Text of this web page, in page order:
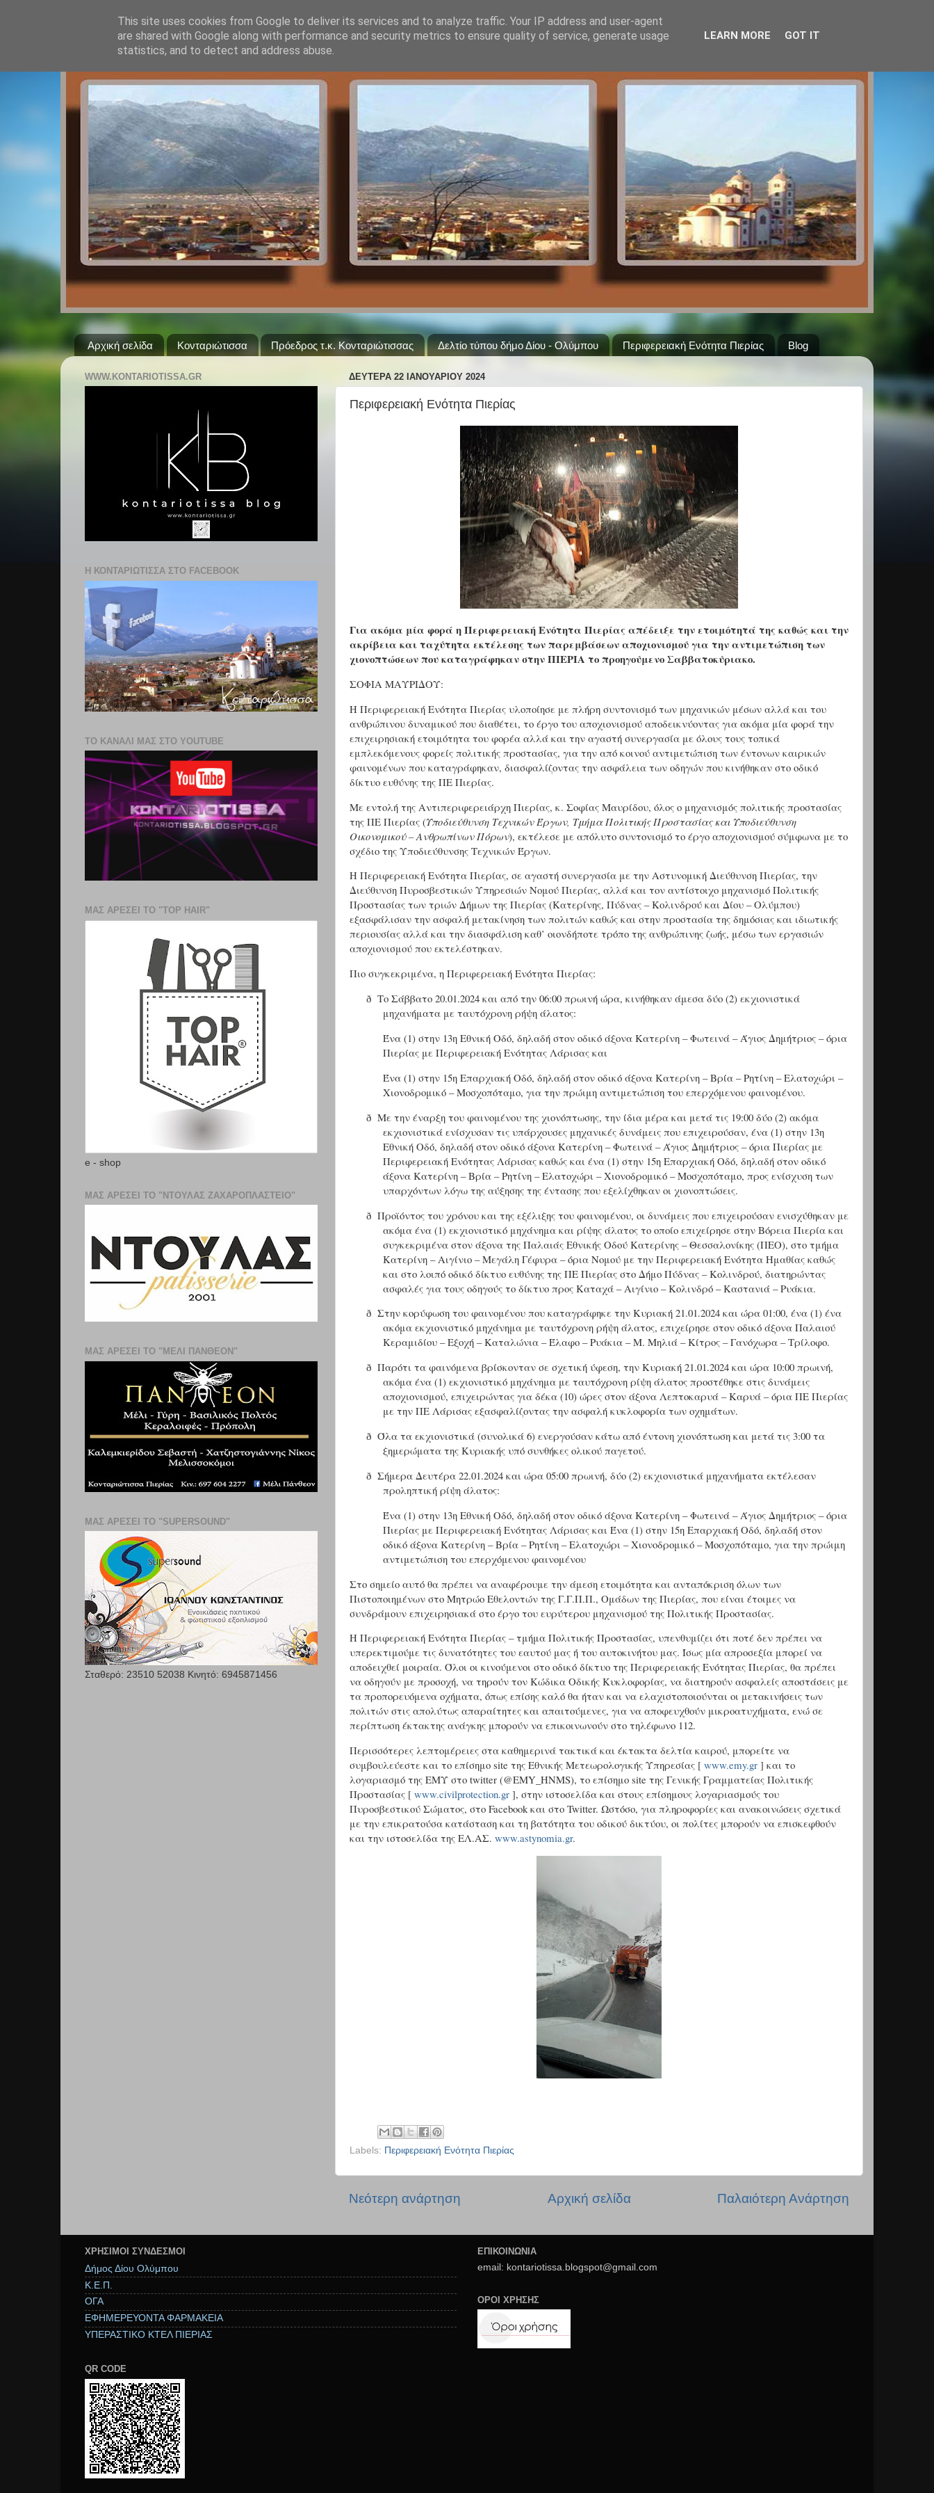
Αρχική σελίδα Κονταριώτισσα Πρόεδρος τ.κ. Κονταριώτισσας Δελτίο τύπου δήμο Δίου - Ολύμπου Περιφερειακή Ενότητα Πιερίας Blog
ΔΕΥΤΈΡΑ 22 ΙΑΝΟΥΑΡΊΟΥ 2024
Περιφερειακή Ενότητα Πιερίας
Για ακόμα μία φορά η Περιφερειακή Ενότητα Πιερίας απέδειξε την ετοιμότητά της καθώς και την
ακρίβεια και ταχύτητα εκτέλεσης των παρεμβάσεων αποχιονισμού για την αντιμετώπιση των
χιονοπτώσεων που καταγράφηκαν στην ΠΙΕΡΙΑ το προηγούμενο Σαββατοκύριακο.
ΣΟΦΙΑ ΜΑΥΡΙΔΟΥ:
Η Περιφερειακή Ενότητα Πιερίας υλοποίησε με πλήρη συντονισμό των μηχανικών μέσων αλλά και του
ανθρώπινου δυναμικού που διαθέτει, το έργο του αποχιονισμού αποδεικνύοντας για ακόμα μία φορά την
επιχειρησιακή ετοιμότητα του φορέα αλλά και την αγαστή συνεργασία με όλους τους τοπικά
εμπλεκόμενους φορείς πολιτικής προστασίας, για την από κοινού αντιμετώπιση των έντονων καιρικών
φαινομένων που καταγράφηκαν, διασφαλίζοντας την ασφάλεια των οδηγών που κινήθηκαν στο οδικό
δίκτυο ευθύνης της ΠΕ Πιερίας.
Με εντολή της Αντιπεριφερειάρχη Πιερίας, κ. Σοφίας Μαυρίδου, όλος ο μηχανισμός πολιτικής προστασίας
της ΠΕ Πιερίας (Υποδιεύθυνση Τεχνικών Έργων, Τμήμα Πολιτικής Προστασίας και Υποδιεύθυνση
Οικονομικού – Ανθρωπίνων Πόρων), εκτέλεσε με απόλυτο συντονισμό το έργο αποχιονισμού σύμφωνα με το
σχέδιο της Υποδιεύθυνσης Τεχνικών Έργων.
Η Περιφερειακή Ενότητα Πιερίας, σε αγαστή συνεργασία με την Αστυνομική Διεύθυνση Πιερίας, την
Διεύθυνση Πυροσβεστικών Υπηρεσιών Νομού Πιερίας, αλλά και τον αντίστοιχο μηχανισμό Πολιτικής
Προστασίας των τριών Δήμων της Πιερίας (Κατερίνης, Πύδνας – Κολινδρού και Δίου – Ολύμπου)
εξασφάλισαν την ασφαλή μετακίνηση των πολιτών καθώς και στην προστασία της δημόσιας και ιδιωτικής
περιουσίας αλλά και την διασφάλιση καθ’ οιονδήποτε τρόπο της ανθρώπινης ζωής, μέσω των εργασιών
αποχιονισμού που εκτελέστηκαν.
Πιο συγκεκριμένα, η Περιφερειακή Ενότητα Πιερίας:
ð Το Σάββατο 20.01.2024 και από την 06:00 πρωινή ώρα, κινήθηκαν άμεσα δύο (2) εκχιονιστικά
μηχανήματα με ταυτόχρονη ρήψη άλατος:
Ένα (1) στην 13η Εθνική Οδό, δηλαδή στον οδικό άξονα Κατερίνη – Φωτεινά – Άγιος Δημήτριος – όρια
Πιερίας με Περιφερειακή Ενότητας Λάρισας και
Ένα (1) στην 15η Επαρχιακή Οδό, δηλαδή στον οδικό άξονα Κατερίνη – Βρία – Ρητίνη – Ελατοχώρι –
Χιονοδρομικό – Μοσχοπόταμο, για την πρώιμη αντιμετώπιση του επερχόμενου φαινομένου.
ð Με την έναρξη του φαινομένου της χιονόπτωσης, την ίδια μέρα και μετά τις 19:00 δύο (2) ακόμα
εκχιονιστικά ενίσχυσαν τις υπάρχουσες μηχανικές δυνάμεις που επιχειρούσαν, ένα (1) στην 13η
Εθνική Οδό, δηλαδή στον οδικό άξονα Κατερίνη – Φωτεινά – Άγιος Δημήτριος – όρια Πιερίας με
Περιφερειακή Ενότητας Λάρισας καθώς και ένα (1) στην 15η Επαρχιακή Οδό, δηλαδή στον οδικό
άξονα Κατερίνη – Βρία – Ρητίνη – Ελατοχώρι – Χιονοδρομικό – Μοσχοπόταμο, προς ενίσχυση των
υπαρχόντων λόγω της αύξησης της έντασης που εξελίχθηκαν οι χιονοπτώσεις.
ð Προϊόντος του χρόνου και της εξέλιξης του φαινομένου, οι δυνάμεις που επιχειρούσαν ενισχύθηκαν με
ακόμα ένα (1) εκχιονιστικό μηχάνημα και ρίψης άλατος το οποίο επιχείρησε στην Βόρεια Πιερία και
συγκεκριμένα στον άξονα της Παλαιάς Εθνικής Οδού Κατερίνης – Θεσσαλονίκης (ΠΕΟ), στο τμήμα
Κατερίνη – Αιγίνιο – Μεγάλη Γέφυρα – όρια Νομού με την Περιφερειακή Ενότητα Ημαθίας καθώς
και στο λοιπό οδικό δίκτυο ευθύνης της ΠΕ Πιερίας στο Δήμο Πύδνας – Κολινδρού, διατηρώντας
ασφαλές για τους οδηγούς το δίκτυο προς Καταχά – Αιγίνιο – Κολινδρό – Καστανιά – Ρυάκια.
ð Στην κορύφωση του φαινομένου που καταγράφηκε την Κυριακή 21.01.2024 και ώρα 01:00, ένα (1) ένα
ακόμα εκχιονιστικό μηχάνημα με ταυτόχρονη ρήψη άλατος, επιχείρησε στον οδικό άξονα Παλαιού
Κεραμιδίου – Εξοχή – Καταλώνια – Έλαφο – Ρυάκια – Μ. Μηλιά – Κίτρος – Γανόχωρα – Τρίλοφο.
ð Παρότι τα φαινόμενα βρίσκονταν σε σχετική ύφεση, την Κυριακή 21.01.2024 και ώρα 10:00 πρωινή,
ακόμα ένα (1) εκχιονιστικό μηχάνημα με ταυτόχρονη ρίψη άλατος προστέθηκε στις δυνάμεις
αποχιονισμού, επιχειρώντας για δέκα (10) ώρες στον άξονα Λεπτοκαρυά – Καρυά – όρια ΠΕ Πιερίας
με την ΠΕ Λάρισας εξασφαλίζοντας την ασφαλή κυκλοφορία των οχημάτων.
ð Όλα τα εκχιονιστικά (συνολικά 6) ενεργούσαν κάτω από έντονη χιονόπτωση και μετά τις 3:00 τα
ξημερώματα της Κυριακής υπό συνθήκες ολικού παγετού.
ð Σήμερα Δευτέρα 22.01.2024 και ώρα 05:00 πρωινή, δύο (2) εκχιονιστικά μηχανήματα εκτέλεσαν
προληπτική ρίψη άλατος:
Ένα (1) στην 13η Εθνική Οδό, δηλαδή στον οδικό άξονα Κατερίνη – Φωτεινά – Άγιος Δημήτριος – όρια
Πιερίας με Περιφερειακή Ενότητας Λάρισας και Ένα (1) στην 15η Επαρχιακή Οδό, δηλαδή στον
οδικό άξονα Κατερίνη – Βρία – Ρητίνη – Ελατοχώρι – Χιονοδρομικό – Μοσχοπόταμο, για την πρώιμη
αντιμετώπιση του επερχόμενου φαινομένου
Στο σημείο αυτό θα πρέπει να αναφέρουμε την άμεση ετοιμότητα και ανταπόκριση όλων των
Πιστοποιημένων στο Μητρώο Εθελοντών της Γ.Γ.Π.Π., Ομάδων της Πιερίας, που είναι έτοιμες να
συνδράμουν επιχειρησιακά στο έργο του ευρύτερου μηχανισμού της Πολιτικής Προστασίας.
Η Περιφερειακή Ενότητα Πιερίας – τμήμα Πολιτικής Προστασίας, υπενθυμίζει ότι ποτέ δεν πρέπει να
υπερεκτιμούμε τις δυνατότητες του εαυτού μας ή του αυτοκινήτου μας. Ίσως μία απροσεξία μπορεί να
αποδειχθεί μοιραία. Όλοι οι κινούμενοι στο οδικό δίκτυο της Περιφερειακής Ενότητας Πιερίας, θα πρέπει
να οδηγούν με προσοχή, να τηρούν τον Κώδικα Οδικής Κυκλοφορίας, να διατηρούν ασφαλείς αποστάσεις με
τα προπορευόμενα οχήματα, όπως επίσης καλό θα ήταν και να ελαχιστοποιούνται οι μετακινήσεις των
πολιτών στις απολύτως απαραίτητες και απαιτούμενες, για να αποφευχθούν μικροατυχήματα, ενώ σε
περίπτωση έκτακτης ανάγκης μπορούν να επικοινωνούν στο τηλέφωνο 112.
Περισσότερες λεπτομέρειες στα καθημερινά τακτικά και έκτακτα δελτία καιρού, μπορείτε να
συμβουλεύεστε και το επίσημο site της Εθνικής Μετεωρολογικής Υπηρεσίας [ www.emy.gr ] και το
λογαριασμό της ΕΜΥ στο twitter (@EMY_HNMS), το επίσημο site της Γενικής Γραμματείας Πολιτικής
Προστασίας [ www.civilprotection.gr ], στην ιστοσελίδα και στους επίσημους λογαριασμούς του
Πυροσβεστικού Σώματος, στο Facebook και στο Twitter. Ωστόσο, για πληροφορίες και ανακοινώσεις σχετικά
με την επικρατούσα κατάσταση και τη βατότητα του οδικού δικτύου, οι πολίτες μπορούν να επισκεφθούν
και την ιστοσελίδα της ΕΛ.ΑΣ. www.astynomia.gr.
Labels: Περιφερειακή Ενότητα Πιερίας
Νεότερη ανάρτηση Παλαιότερη Ανάρτηση
Αρχική σελίδα
WWW.KONTARIOTISSA.GR
Η ΚΟΝΤΑΡΙΩΤΙΣΣΑ ΣΤΟ FACEBOOK
ΤΟ ΚΑΝΑΛΙ ΜΑΣ ΣΤΟ YOUTUBE
ΜΑΣ ΑΡΕΣΕΙ ΤΟ "TOP HAIR"
e - shop
ΜΑΣ ΑΡΕΣΕΙ ΤΟ "ΝΤΟΥΛΑΣ ΖΑΧΑΡΟΠΛΑΣΤΕΊΟ"
ΜΑΣ ΑΡΕΣΕΙ ΤΟ "ΜΕΛΙ ΠΑΝΘΕΟΝ"
ΜΑΣ ΑΡΕΣΕΙ ΤΟ "SUPERSOUND"
Σταθερό: 23510 52038 Κινητό: 6945871456
ΧΡΉΣΙΜΟΙ ΣΥΝΔΕΣΜΟΙ
Δήμος Δίου Ολύμπου
Κ.Ε.Π.
ΟΓΑ
ΕΦΗΜΕΡΕΥΟΝΤΑ ΦΑΡΜΑΚΕΙΑ
ΥΠΕΡΑΣΤΙΚΟ ΚΤΕΛ ΠΙΕΡΙΑΣ
QR CODE
ΕΠΙΚΟΙΝΩΝΙΑ
email: kontariotissa.blogspot@gmail.com
ΟΡΟΙ ΧΡΗΣΗΣ
This site uses cookies from Google to deliver its services and to analyze traffic. Your IP address and user-agent
are shared with Google along with performance and security metrics to ensure quality of service, generate usage
statistics, and to detect and address abuse.
LEARN MORE GOT IT